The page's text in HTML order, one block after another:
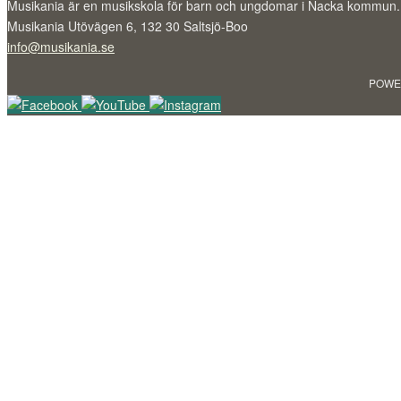
Musikania är en musikskola för barn och ungdomar i Nacka kommun.
Musikania Utövägen 6, 132 30 Saltsjö-Boo
info@musikania.se